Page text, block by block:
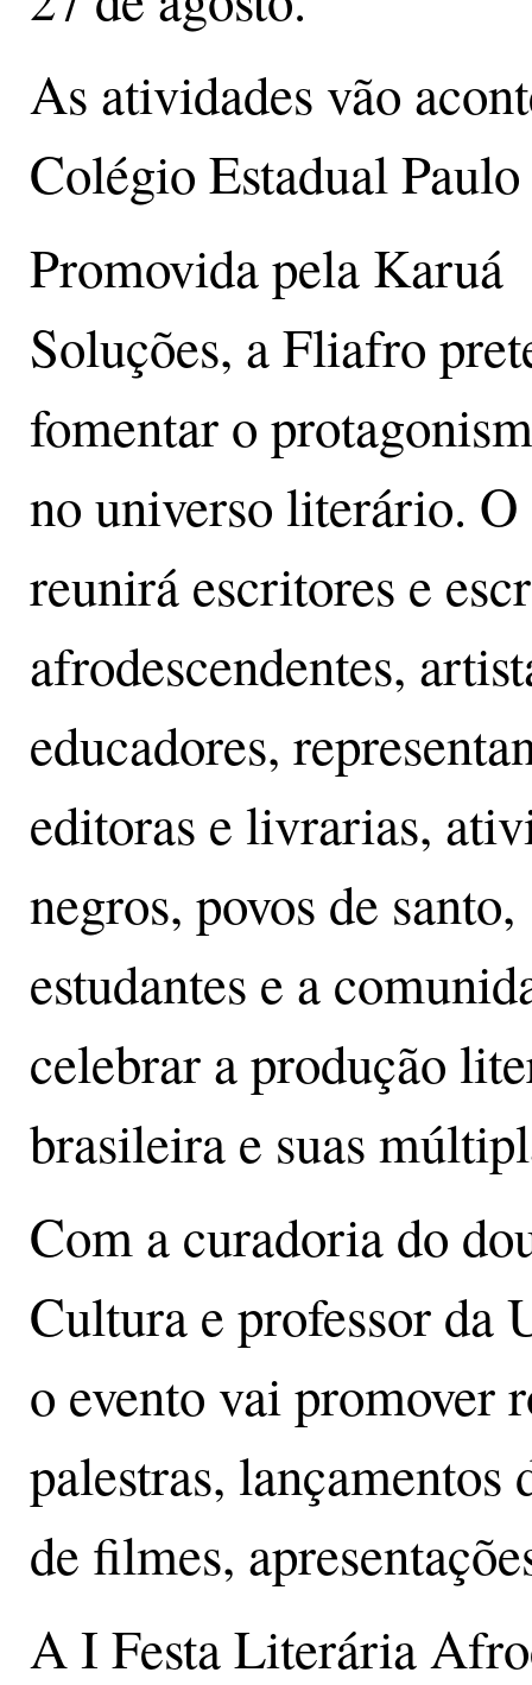
As atividades vão
Colégio Estadual
Promovida pela Karuá
Soluções, a Fliafro
fomentar o
no universo literário. O
reunirá escritores e
afrodescendentes,
educadores,
editoras e livrarias,
negros, povos de santo,
estudantes e a
celebrar a produção
brasileira e suas
Com a curadoria do
Cultura e professor da
o evento vai promover
palestras,
de filmes,
A I Festa Literária